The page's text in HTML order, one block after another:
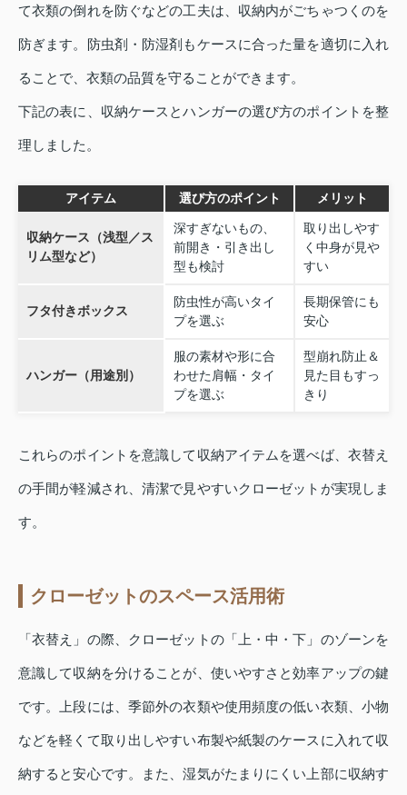
て衣類の倒れを防ぐなどの工夫は、収納内がごちゃつくのを
防ぎます。防虫剤・防湿剤もケースに合った量を適切に入れ
ることで、衣類の品質を守ることができます。
下記の表に、収納ケースとハンガーの選び方のポイントを整
理しました。
アイテム 選び方のポイント メリット
収納ケース（浅型／ス
リム型など）
深すぎないもの、
前開き・引き出し
型も検討
取り出しやす
く中身が見や
すい
フタ付きボックス
防虫性が高いタイ
プを選ぶ
長期保管にも
安心
ハンガー（用途別）
服の素材や形に合
わせた肩幅・タイ
プを選ぶ
型崩れ防止＆
見た目もすっ
きり
これらのポイントを意識して収納アイテムを選べば、衣替え
の手間が軽減され、清潔で見やすいクローゼットが実現しま
す。
クローゼットのスペース活用術
「衣替え」の際、クローゼットの「上・中・下」のゾーンを
意識して収納を分けることが、使いやすさと効率アップの鍵
です。上段には、季節外の衣類や使用頻度の低い衣類、小物
などを軽くて取り出しやすい布製や紙製のケースに入れて収
納すると安心です。また、湿気がたまりにくい上部に収納す